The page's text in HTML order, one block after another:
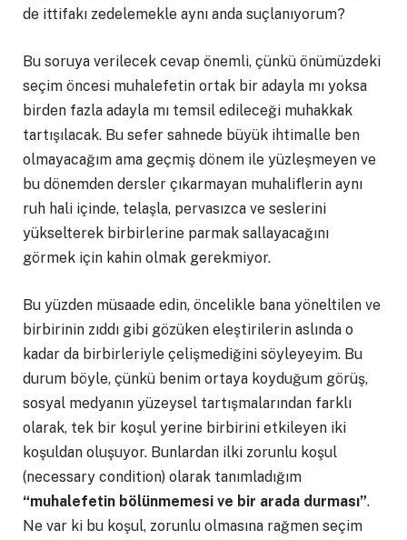
de ittifakı zedelemekle aynı anda suçlanıyorum?
Bu soruya verilecek cevap önemli, çünkü önümüzdeki
seçim öncesi muhalefetin ortak bir adayla mı yoksa
birden fazla adayla mı temsil edileceği muhakkak
tartışılacak. Bu sefer sahnede büyük ihtimalle ben
olmayacağım ama geçmiş dönem ile yüzleşmeyen ve
bu dönemden dersler çıkarmayan muhaliflerin aynı
ruh hali içinde, telaşla, pervasızca ve seslerini
yükselterek birbirlerine parmak sallayacağını
görmek için kahin olmak gerekmiyor.
Bu yüzden müsaade edin, öncelikle bana yöneltilen ve
birbirinin zıddı gibi gözüken eleştirilerin aslında o
kadar da birbirleriyle çelişmediğini söyleyeyim. Bu
durum böyle, çünkü benim ortaya koyduğum görüş,
sosyal medyanın yüzeysel tartışmalarından farklı
olarak, tek bir koşul yerine birbirini etkileyen iki
koşuldan oluşuyor. Bunlardan ilki zorunlu koşul
(necessary condition) olarak tanımladığım
“muhalefetin bölünmemesi ve bir arada durması”.
Ne var ki bu koşul, zorunlu olmasına rağmen seçim